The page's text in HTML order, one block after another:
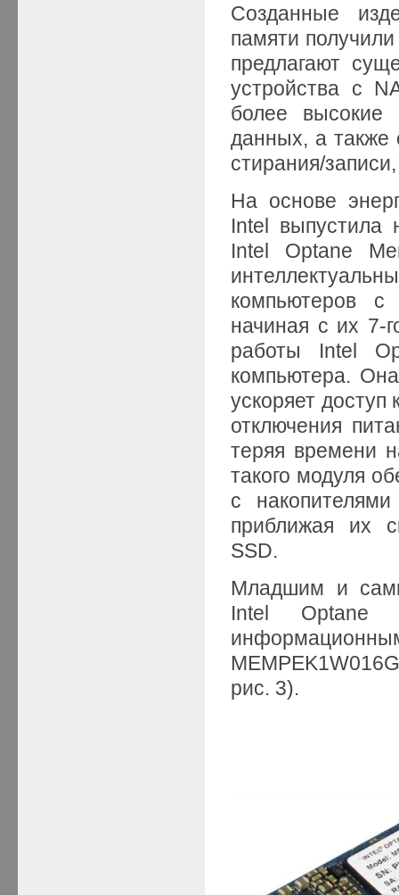
Созданные
памяти
предлагают
устройства с
более высокие
данных, а также
стирания/
На основе
Intel выпустила
Intel Optane
компьютеров
начиная с их 7-
работы Intel
компьютера.
ускоряет
отключения
теряя времени
такого модуля
с
приближая их
SSD.
Младшим и
Intel Optane
рис. 3).